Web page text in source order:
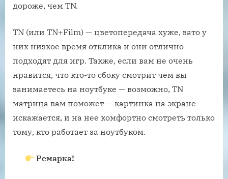
дороже, чем TN.
TN (или TN+Film) — цветопередача хуже, зато у
них низкое время отклика и они отлично
подходят для игр. Также, если вам не очень
нравится, что кто-то сбоку смотрит чем вы
занимаетесь на ноутбуке — возможно, TN
матрица вам поможет — картинка на экране
искажается, и на нее комфортно смотреть только
тому, кто работает за ноутбуком.
Ремарка!